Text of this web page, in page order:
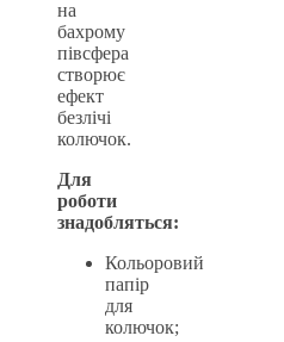
на
бахрому
півсфера
створює
ефект
безлічі
колючок.
Для
роботи
знадобляться:
Кольоровий
папір
для
колючок;